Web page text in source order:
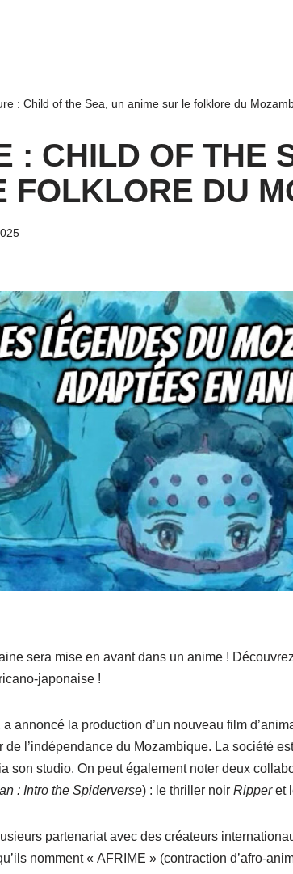
: Child of the Sea, un anime sur le folklore du
: CHILD OF THE
FOLKLORE DU
sera mise en avant dans un anime ! Découvrez
japonaise !
a annoncé la production d’un nouveau film
l’indépendance du Mozambique. La société
son studio. On peut également noter deux
: Intro the Spiderverse) : le thriller noir Ripperet
partenariat avec des créateurs
nomment « AFRIME » (contraction d’afro-